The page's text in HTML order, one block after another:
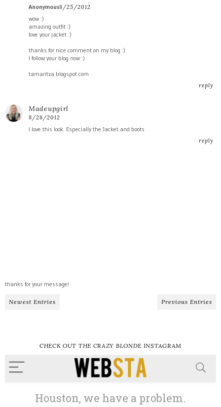
Anonymous8/25/2012
wow :)
amazing outfit :)
love your jacket :)
thanks for nice comment on my blog :)
I follow your blog now :)
tamaritza.blogspot.com
reply
Madeupgirl
8/28/2012
I love this look. Especially the Jacket and boots
reply
thanks for your message!
Newest Entries Previous Entries
CHECK OUT THE CRAZY BLONDE INSTAGRAM